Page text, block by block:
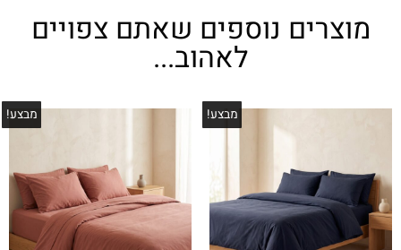
מוצרים נוספים שאתם צפויים
לאהוב...
מבצע! מבצע!